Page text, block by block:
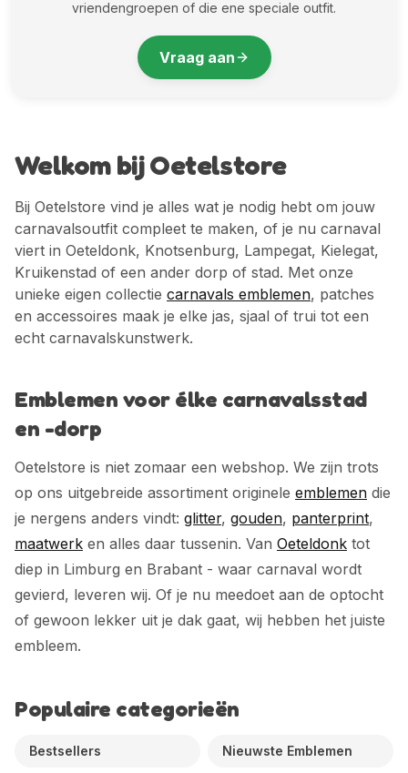
vriendengroepen of die ene speciale outfit.
Vraag aan
Welkom bij Oetelstore
Bij Oetelstore vind je alles wat je nodig hebt om jouw
carnavalsoutfit compleet te maken, of je nu carnaval
viert in Oeteldonk, Knotsenburg, Lampegat, Kielegat,
Kruikenstad of een ander dorp of stad. Met onze
unieke eigen collectie carnavals emblemen, patches
en accessoires maak je elke jas, sjaal of trui tot een
echt carnavalskunstwerk.
Emblemen voor élke carnavalsstad
en -dorp
Oetelstore is niet zomaar een webshop. We zijn trots
op ons uitgebreide assortiment originele emblemen die
je nergens anders vindt: glitter, gouden, panterprint,
maatwerk en alles daar tussenin. Van Oeteldonk tot
diep in Limburg en Brabant - waar carnaval wordt
gevierd, leveren wij. Of je nu meedoet aan de optocht
of gewoon lekker uit je dak gaat, wij hebben het juiste
embleem.
Populaire categorieën
Bestsellers Nieuwste Emblemen